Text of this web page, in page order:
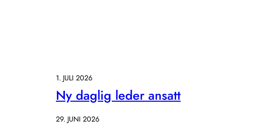
1. JULI 2026
Ny daglig leder ansatt
29. JUNI 2026